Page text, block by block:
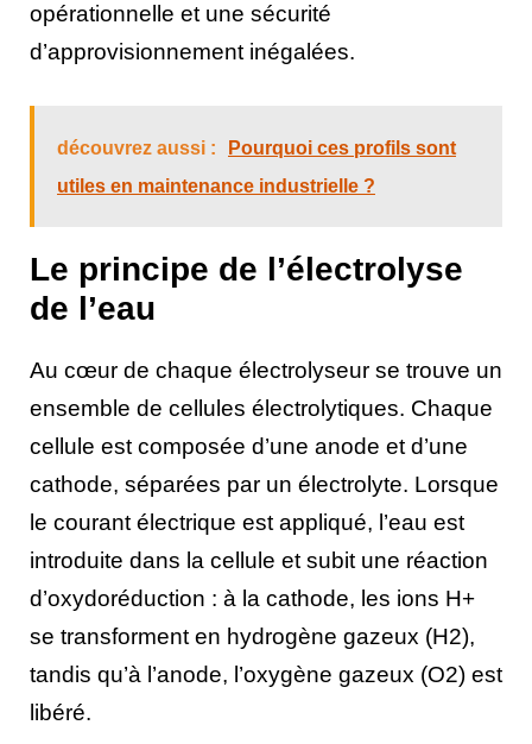
opérationnelle et une sécurité
d’approvisionnement inégalées.
découvrez aussi :
Pourquoi ces profils sont
utiles en maintenance industrielle ?
Le principe de l’électrolyse
de l’eau
Au cœur de chaque électrolyseur se trouve un
ensemble de cellules électrolytiques. Chaque
cellule est composée d’une anode et d’une
cathode, séparées par un électrolyte. Lorsque
le courant électrique est appliqué, l’eau est
introduite dans la cellule et subit une réaction
d’oxydoréduction : à la cathode, les ions H+
se transforment en hydrogène gazeux (H2),
tandis qu’à l’anode, l’oxygène gazeux (O2) est
libéré.